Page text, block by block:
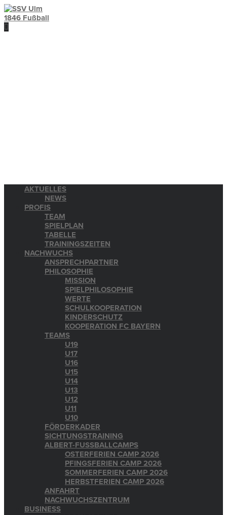
AKTUELLES
NEWS
PROFIS
TEAM
SPIELPLAN
TABELLE
TRAININGSZEITEN
NACHWUCHS
ANSPRECHPARTNER
PHILOSOPHIE
MISSION
SPIELPHILOSOPHIE
WERTE
SCHULKOOPERATION
KINDERSCHUTZ
KOOPERATION FC BAYERN
TEAMS
U19
U17
U16
U15
U14
U13
U12
U11
U10
FÖRDERKADER
SICHTUNGSTRAINING
ALBERT-FUSSBALLCAMPS
OSTERFERIEN CAMP 2026
PFINGSFERIEN CAMP 2026
SOMMERFERIEN CAMP 2026
HERBSTFERIEN CAMP 2026
ANFAHRT
NACHWUCHSZENTRUM
BUSINESS